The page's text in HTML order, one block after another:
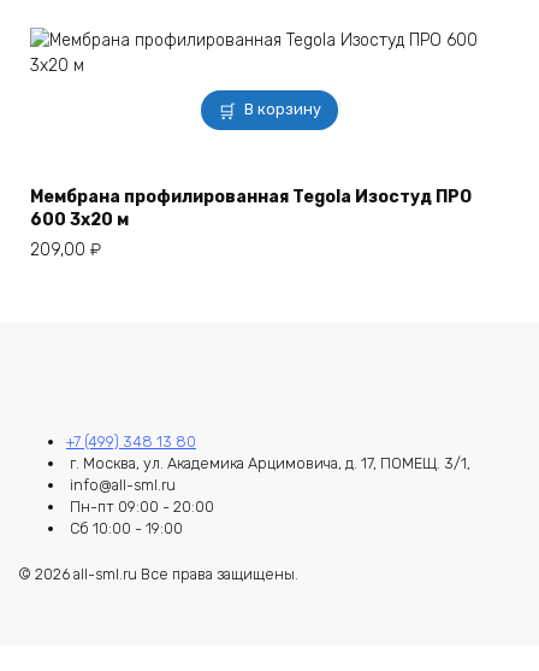
В корзину
Мембрана профилированная Tegola Изостуд ПРО
600 3х20 м
209,00 ₽
+7 (499) 348 13 80
г. Москва, ул. Академика Арцимовича, д. 17, ПОМЕЩ. 3/1,
info@all-sml.ru
Пн-пт 09:00 - 20:00
Сб 10:00 - 19:00
© 2026 all-sml.ru Все права защищены.